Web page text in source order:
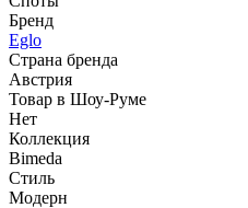
Бренд
Eglo
Страна бренда
Австрия
Товар в Шоу-Руме
Нет
Коллекция
Bimeda
Стиль
Модерн